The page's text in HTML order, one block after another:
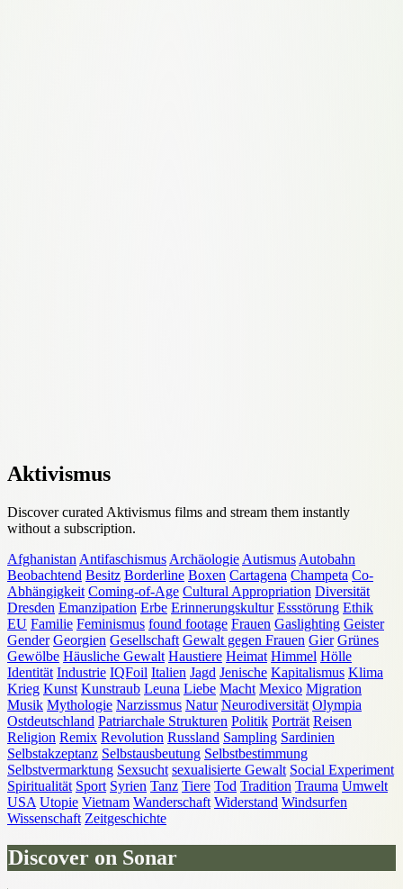
Aktivismus
Discover curated Aktivismus films and stream them instantly
without a subscription.
Afghanistan Antifaschismus Archäologie Autismus Autobahn
Beobachtend Besitz Borderline Boxen Cartagena Champeta Co-
Abhängigkeit Coming-of-Age Cultural Appropriation Diversität
Dresden Emanzipation Erbe Erinnerungskultur Essstörung Ethik
EU Familie Feminismus found footage Frauen Gaslighting Geister
Gender Georgien Gesellschaft Gewalt gegen Frauen Gier Grünes
Gewölbe Häusliche Gewalt Haustiere Heimat Himmel Hölle
Identität Industrie IQFoil Italien Jagd Jenische Kapitalismus Klima
Krieg Kunst Kunstraub Leuna Liebe Macht Mexico Migration
Musik Mythologie Narzissmus Natur Neurodiversität Olympia
Ostdeutschland Patriarchale Strukturen Politik Porträt Reisen
Religion Remix Revolution Russland Sampling Sardinien
Selbstakzeptanz Selbstausbeutung Selbstbestimmung
Selbstvermarktung Sexsucht sexualisierte Gewalt Social Experiment
Spiritualität Sport Syrien Tanz Tiere Tod Tradition Trauma Umwelt
USA Utopie Vietnam Wanderschaft Widerstand Windsurfen
Wissenschaft Zeitgeschichte
Discover on Sonar